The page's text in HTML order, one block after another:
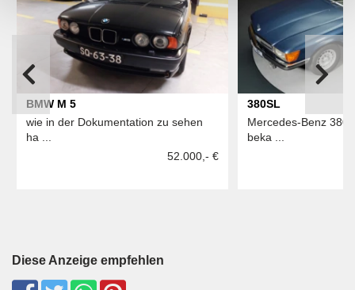
BMW M 5
wie in der Dokumentation zu sehen
ha ...
52.000,- €
380SL
Mercedes-Benz 380
beka ...
Diese Anzeige empfehlen